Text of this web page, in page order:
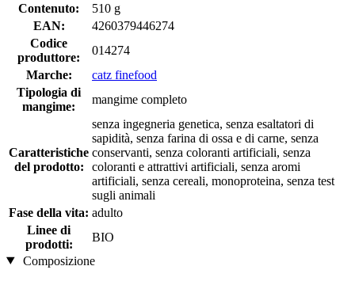
Contenuto:
510 g
EAN:
4260379446274
Codice
produttore:
014274
Marche:
catz finefood
Tipologia di
mangime:
mangime completo
Caratteristiche
del prodotto:
senza ingegneria genetica, senza esaltatori di
sapidità, senza farina di ossa e di carne, senza
conservanti, senza coloranti artificiali, senza
coloranti e attrattivi artificiali, senza aromi
artificiali, senza cereali, monoproteina, senza test
sugli animali
Fase della vita: adulto
Linee di
prodotti:
BIO
Composizione